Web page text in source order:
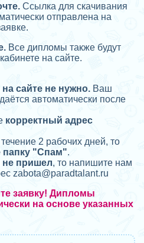
Ссылка для скачивания
отправлена на
Все дипломы также будут
на сайте.
сайте не нужно. Ваш
автоматически после
корректный адрес
2 рабочих дней, то
папку "Спам".
не пришел, то напишите нам
zabota@paradtalant.ru
заявку! Дипломы
на основе указанных